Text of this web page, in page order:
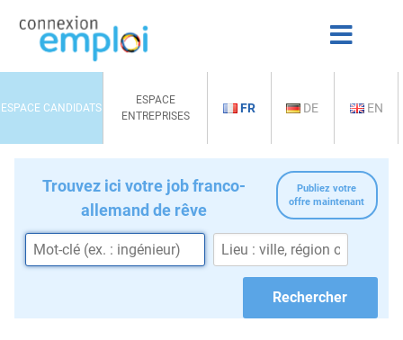
ESPACE CANDIDATS
ESPACE
ENTREPRISES
FR DE EN
Publiez votre
offre maintenant
Trouvez ici votre job franco-
allemand de rêve